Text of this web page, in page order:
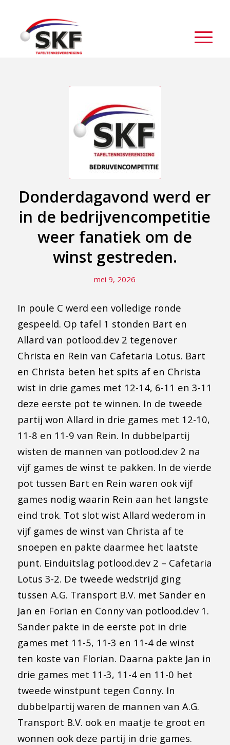
Donderdagavond werd er
in de bedrijvencompetitie
weer fanatiek om de
winst gestreden.
mei 9, 2026
In poule C werd een volledige ronde
gespeeld. Op tafel 1 stonden Bart en
Allard van potlood.dev 2 tegenover
Christa en Rein van Cafetaria Lotus. Bart
en Christa beten het spits af en Christa
wist in drie games met 12-14, 6-11 en 3-11
deze eerste pot te winnen. In de tweede
partij won Allard in drie games met 12-10,
11-8 en 11-9 van Rein. In dubbelpartij
wisten de mannen van potlood.dev 2 na
vijf games de winst te pakken. In de vierde
pot tussen Bart en Rein waren ook vijf
games nodig waarin Rein aan het langste
eind trok. Tot slot wist Allard wederom in
vijf games de winst van Christa af te
snoepen en pakte daarmee het laatste
punt. Einduitslag potlood.dev 2 – Cafetaria
Lotus 3-2. De tweede wedstrijd ging
tussen A.G. Transport B.V. met Sander en
Jan en Forian en Conny van potlood.dev 1.
Sander pakte in de eerste pot in drie
games met 11-5, 11-3 en 11-4 de winst
ten koste van Florian. Daarna pakte Jan in
drie games met 11-3, 11-4 en 11-0 het
tweede winstpunt tegen Conny. In
dubbelpartij waren de mannen van A.G.
Transport B.V. ook en maatje te groot en
wonnen ook deze partij in drie games.